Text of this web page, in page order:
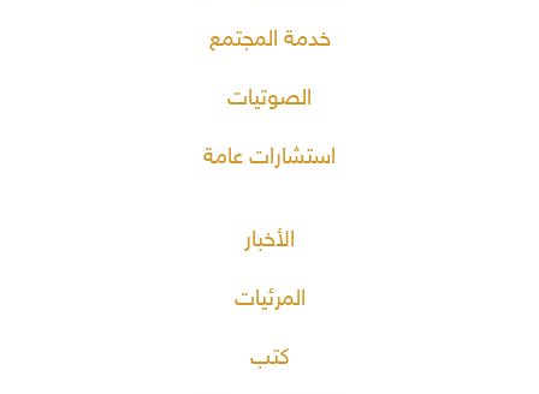
خدمة المجتمع
الصوتيات
استشارات عامة
الأخبار
المرئيات
كتب